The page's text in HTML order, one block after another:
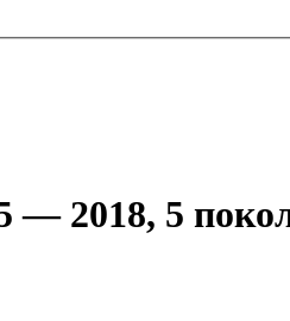
2018, 5